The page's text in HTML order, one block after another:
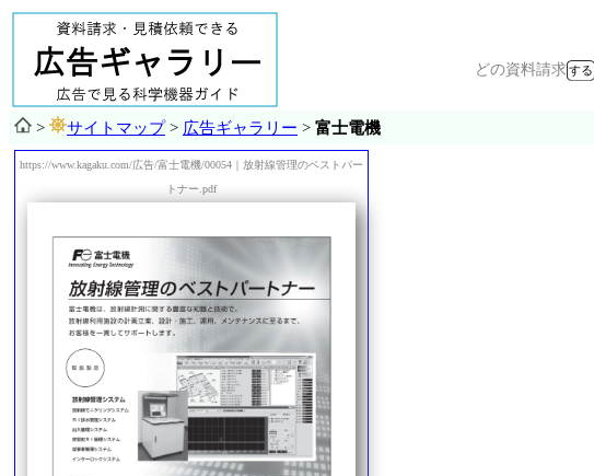
どの資料請求
> サイトマップ> 広告ギャラリー > 富士電機
https://www.kagaku.com/広告/富士電機/00054｜放射線管理のベストパー
トナー.pdf